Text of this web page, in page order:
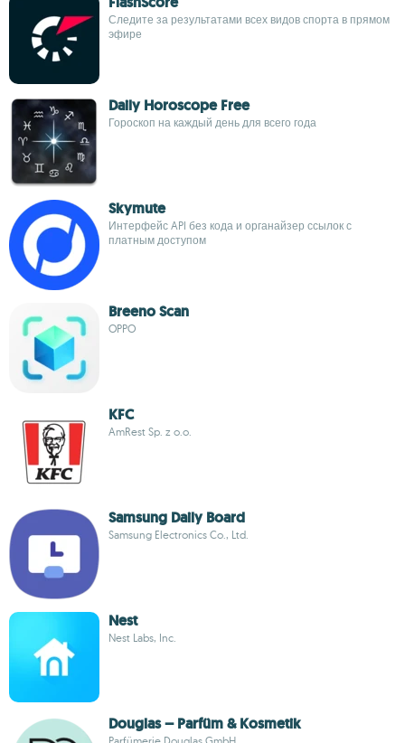
Следите за результатами всех видов спорта в прямом
эфире
Daily Horoscope Free
Гороскоп на каждый день для всего года
Skymute
Интерфейс API без кода и органайзер ссылок с
платным доступом
Breeno Scan
OPPO
KFC
AmRest Sp. z o.o.
Samsung Daily Board
Samsung Electronics Co., Ltd.
Nest
Nest Labs, Inc.
Douglas – Parfüm & Kosmetik